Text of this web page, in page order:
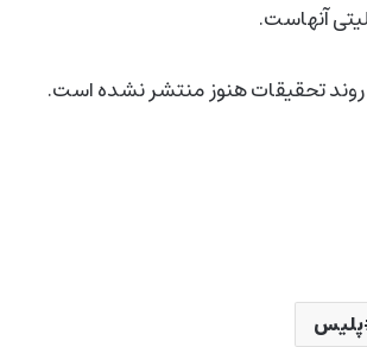
آنهاست.
روند تحقیقات هنوز منتشر نشده است.
پلیس